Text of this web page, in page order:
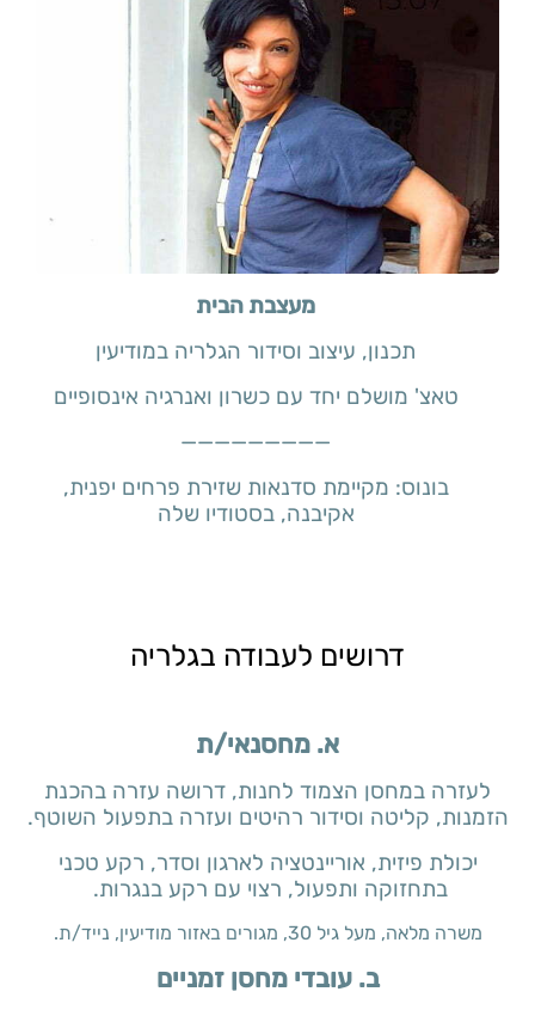
מעצבת הבית
תכנון, עיצוב וסידור הגלריה במודיעין
טאצ' מושלם יחד עם כשרון ואנרגיה אינסופיים
—————————
בונוס: מקיימת סדנאות שזירת פרחים יפנית,
אקיבנה, בסטודיו שלה
דרושים לעבודה בגלריה
א. מחסנאי/ת
לעזרה במחסן הצמוד לחנות, דרושה עזרה בהכנת
הזמנות, קליטה וסידור רהיטים ועזרה בתפעול השוטף.
יכולת פיזית, אוריינטציה לארגון וסדר, רקע טכני
בתחזוקה ותפעול, רצוי עם רקע בנגרות.
משרה מלאה, מעל גיל 30, מגורים באזור מודיעין, נייד/ת.
ב. עובדי מחסן זמניים